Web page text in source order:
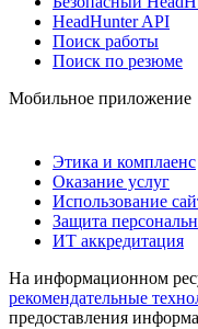
HeadHunter API
Поиск работы
Поиск по резюме
Мобильное приложение
Этика и комплаенс
Оказание услуг
Использование
Защита
ИТ аккредитация
На информационном
рекомендательные
предоставления